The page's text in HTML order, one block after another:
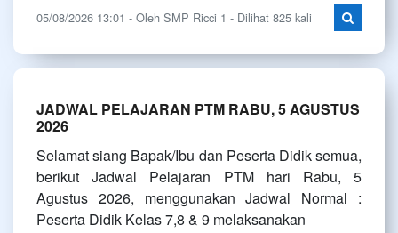
05/08/2026 13:01 - Oleh SMP Ricci 1 - Dilihat 825 kali
JADWAL PELAJARAN PTM RABU, 5 AGUSTUS
2026
Selamat siang Bapak/Ibu dan Peserta Didik semua,
berikut Jadwal Pelajaran PTM hari Rabu, 5
Agustus 2026, menggunakan Jadwal Normal :
Peserta Didik Kelas 7,8 & 9 melaksanakan